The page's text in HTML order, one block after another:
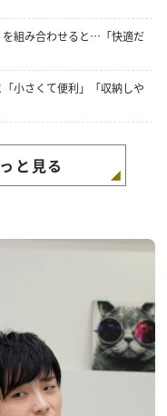
を組み合わせると…「快適だ
小さくて便利」「収納しや
と見る